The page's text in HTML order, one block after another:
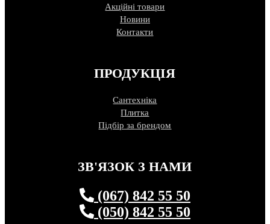
Акційні товари
Новини
Контакти
ПРОДУКЦІЯ
Сантехніка
Плитка
Підбір за брендом
ЗВ'ЯЗОК З НАМИ
(067) 842 55 50
(050) 842 55 50